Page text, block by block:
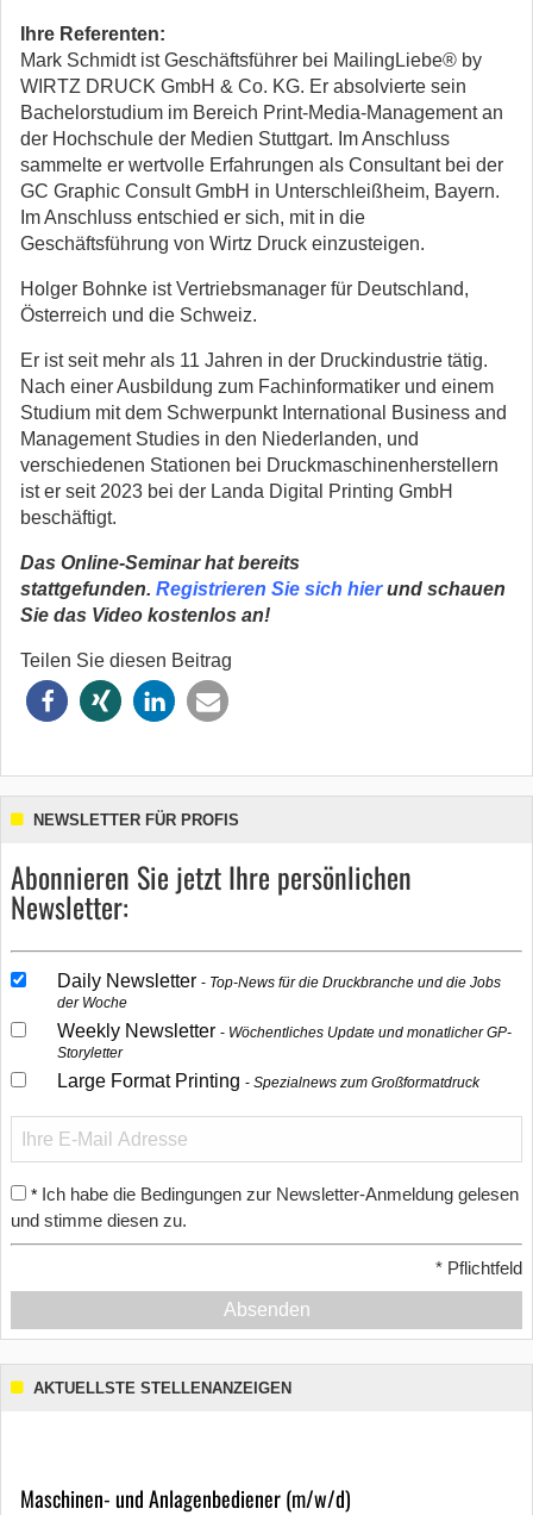
Ihre Referenten:
Mark Schmidt ist Geschäftsführer bei MailingLiebe® by
WIRTZ DRUCK GmbH & Co. KG. Er absolvierte sein
Bachelorstudium im Bereich Print-Media-Management an
der Hochschule der Medien Stuttgart. Im Anschluss
sammelte er wertvolle Erfahrungen als Consultant bei der
GC Graphic Consult GmbH in Unterschleißheim, Bayern.
Im Anschluss entschied er sich, mit in die
Geschäftsführung von Wirtz Druck einzusteigen.
Holger Bohnke ist Vertriebsmanager für Deutschland,
Österreich und die Schweiz.
Er ist seit mehr als 11 Jahren in der Druckindustrie tätig.
Nach einer Ausbildung zum Fachinformatiker und einem
Studium mit dem Schwerpunkt International Business and
Management Studies in den Niederlanden, und
verschiedenen Stationen bei Druckmaschinenherstellern
ist er seit 2023 bei der Landa Digital Printing GmbH
beschäftigt.
Das Online-Seminar hat bereits
stattgefunden. Registrieren Sie sich hier und schauen
Sie das Video kostenlos an!
Teilen Sie diesen Beitrag
NEWSLETTER FÜR PROFIS
Abonnieren Sie jetzt Ihre persönlichen
Newsletter:
Daily Newsletter
Top-News für die Druckbranche und die Jobs
der Woche
Weekly Newsletter
Wöchentliches Update und monatlicher GP-
Storyletter
Large Format Printing Spezialnews zum Großformatdruck
* Ich habe die Bedingungen zur Newsletter-Anmeldung gelesen
und stimme diesen zu.
* Pflichtfeld
Absenden
AKTUELLSTE STELLENANZEIGEN
Maschinen- und Anlagenbediener (m/w/d)